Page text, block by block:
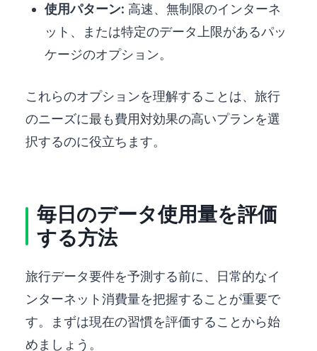
使用パターン: 高速、無制限のインターネ
ット、または特定のデータ上限があるパッ
ケージのオプション。
これらのオプションを理解することは、旅行
のニーズに最も費用対効果の高いプランを選
択するのに役立ちます。
毎日のデータ使用量を評価
する方法
旅行データ要件を予測する前に、日常的なイ
ンターネット消費量を把握することが重要で
す。まずは現在の習慣を評価することから始
めましょう。